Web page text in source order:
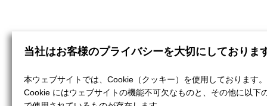
当社はお客様のプライバシーを大切にしておりま
本ウェブサイトでは、Cookie（クッキー）を使用しております。
Cookie にはウェブサイトの機能不可欠なものと、その他に以下